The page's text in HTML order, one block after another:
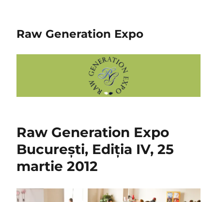
Raw Generation Expo
Raw Generation Expo
București, Ediția IV, 25
martie 2012